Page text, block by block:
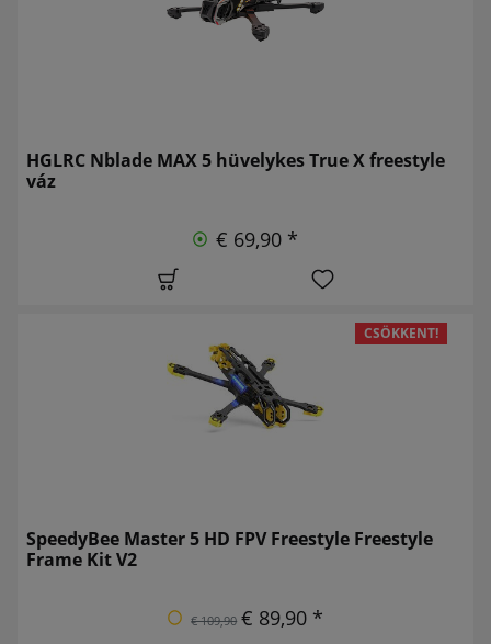
HGLRC Nblade MAX 5 hüvelykes True X freestyle
váz
€ 69,90 *
CSÖKKENT!
SpeedyBee Master 5 HD FPV Freestyle Freestyle
Frame Kit V2
€ 109,90 € 89,90 *